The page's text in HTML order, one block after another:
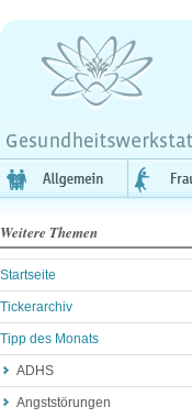
Weitere Themen
Startseite
Tickerarchiv
Tipp des Monats
ADHS
Angststörungen